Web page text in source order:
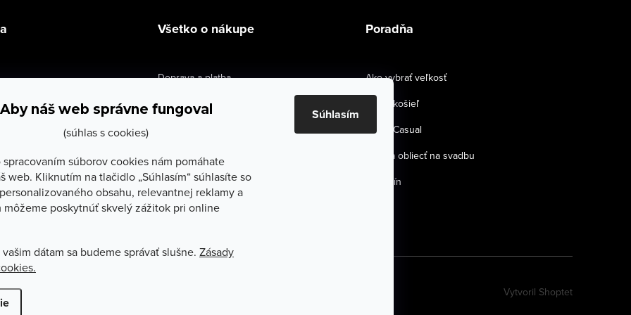
Aby náš web správne fungoval
(súhlas s cookies)
spracovaním súborov cookies nám pomáhate
web. Kliknutím na tlačidlo „Súhlasím“ súhlasíte so
obsahu, relevantnej reklamy a
môžeme poskytnúť skvelý zážitok pri online
dátam sa budeme správať slušne. Zásady
Súhlasím
Všetko o nákupe
Doprava a platba
Výmena a vrátenie
Reklamačné podmienky
Ochrana osobných údajov
Odstúpenie od zmluvy
Poradňa
Ako vybrať veľkosť
Strihy košieľ
Smart Casual
Ako sa obliecť na svadbu
Magazín
Vytvoril Shoptet
nastavenie cookies